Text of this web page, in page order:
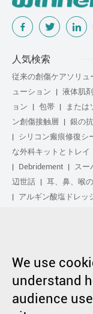
人気検索
従来の創傷ケアソリュ
ューション
液体肌剤
ョン
包帯 または
ン創傷接触層
銀の
シリコン瘢痕修復シ
な外科キットとトレイ
Debridement
スー
辺世話
耳、鼻、喉
アルギン酸塩ドレッ
クティブ処理
圧縮治
copyright by
粤不足备17048516
We use
understand
audience